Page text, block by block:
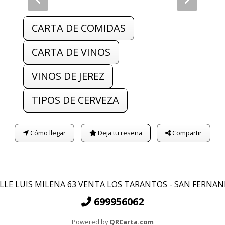
CARTA DE COMIDAS
CARTA DE VINOS
VINOS DE JEREZ
TIPOS DE CERVEZA
Cómo llegar Deja tu reseña Compartir
LUIS MILENA 63 VENTA LOS TARANTOS - SAN
699956062
Powered byQRCarta.com